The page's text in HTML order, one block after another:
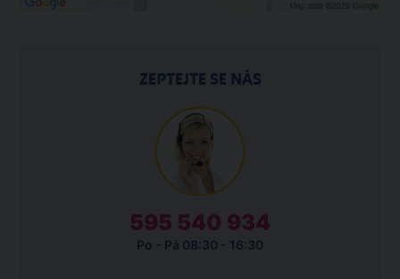
ZEPTEJTE SE NÁS
595 540 934
Po - Pá 08:30 - 16:30